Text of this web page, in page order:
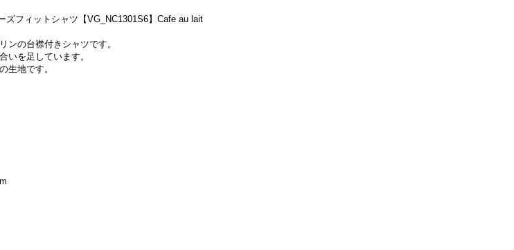
フィットシャツ【VG_NC1301S6】Cafe au lait
ンの台襟付きシャツです。
いを足しています。
生地です。